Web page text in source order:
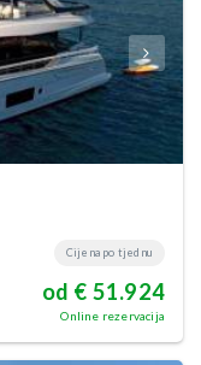
Cijena po tjednu
od € 51.924
Online rezervacija